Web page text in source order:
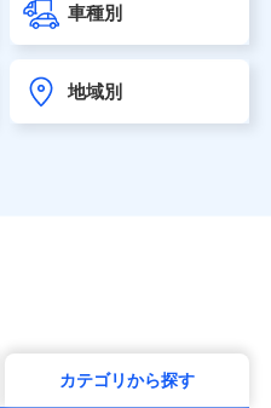
社
険株式会社
）
社
）
www.metlife.co.jp/)
車種別
地域別
カテゴリから探す